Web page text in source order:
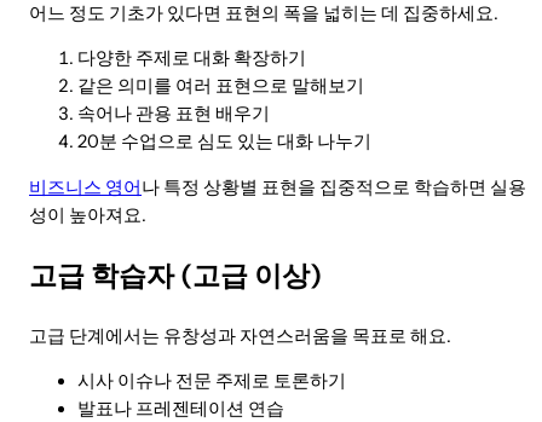
어느 정도 기초가 있다면 표현의 폭을 넓히는 데 집중하세요.
다양한 주제로 대화 확장하기
같은 의미를 여러 표현으로 말해보기
속어나 관용 표현 배우기
20분 수업으로 심도 있는 대화 나누기
비즈니스 영어나 특정 상황별 표현을 집중적으로 학습하면 실용
성이 높아져요.
고급 학습자 (고급 이상)
고급 단계에서는 유창성과 자연스러움을 목표로 해요.
시사 이슈나 전문 주제로 토론하기
발표나 프레젠테이션 연습